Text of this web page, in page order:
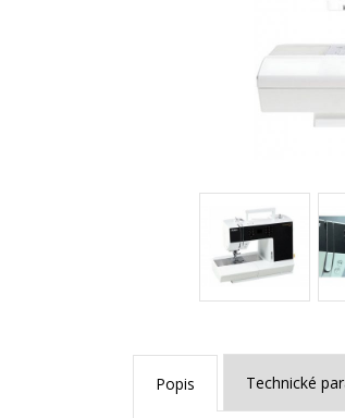
Popis Technické